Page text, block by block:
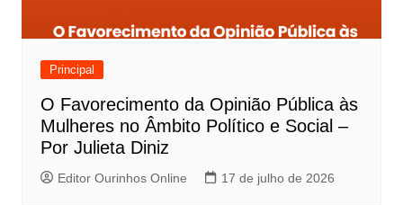
Principal
O Favorecimento da Opinião Pública às
Mulheres no Âmbito Político e Social –
Por Julieta Diniz
Editor Ourinhos Online 17 de julho de 2026